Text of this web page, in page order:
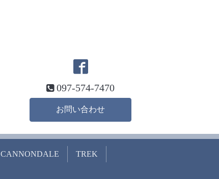
097-574-7470
お問い合わせ
CANNONDALE TREK